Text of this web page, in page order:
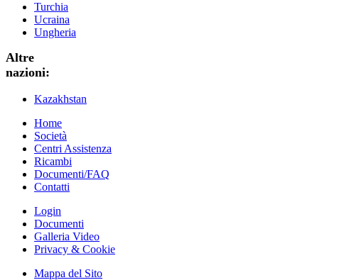
Turchia
Ucraina
Ungheria
Altre
nazioni:
Kazakhstan
Home
Società
Centri Assistenza
Ricambi
Documenti/FAQ
Contatti
Login
Documenti
Galleria Video
Privacy & Cookie
Mappa del Sito